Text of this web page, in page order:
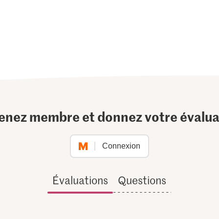
membre et donnez votre
Connexion
Évaluations Questions